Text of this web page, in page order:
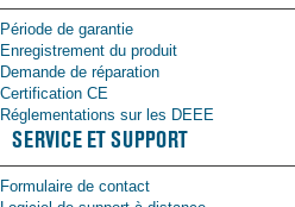
Période de garantie
Enregistrement du produit
Demande de réparation
Certification CE
Réglementations sur les DEEE
SERVICE ET SUPPORT
Formulaire de contact